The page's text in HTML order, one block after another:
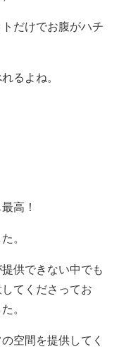
だけでお腹がハチ
るよね。
高！
。
供できない中でも
てくださってお
。
空間を提供してく